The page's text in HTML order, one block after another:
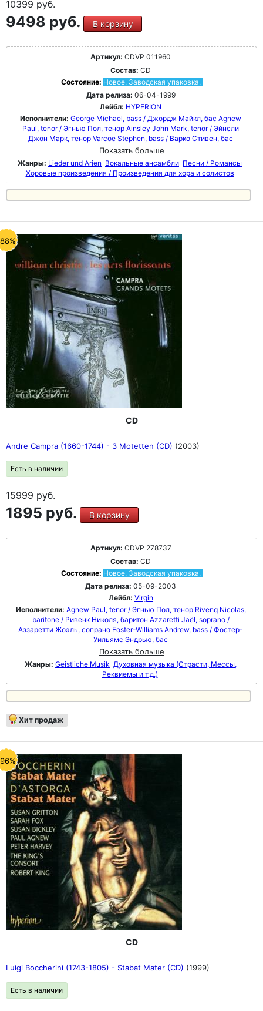
10399руб.
9498 руб. В корзину
Артикул: CDVP 011960
Состав: CD
Состояние: Новое. Заводская упаковка.
Дата релиза: 06-04-1999
Лейбл: HYPERION
Исполнители: George Michael, bass / Джордж Майкл, бас Agnew
Paul, tenor / Эгнью Пол, тенор Ainsley John Mark, tenor / Эйнсли
Джон Марк, тенор Varcoe Stephen, bass / Варко Стивен, бас
Показать больше
Жанры: Lieder und Arien Вокальные ансамбли Песни / Романсы
Хоровые произведения / Произведения для хора и солистов
CD
Andre Campra (1660-1744) - 3 Motetten (CD) (2003)
Есть в наличии
15999руб.
1895 руб. В корзину
Артикул: CDVP 278737
Состав: CD
Состояние: Новое. Заводская упаковка.
Дата релиза: 05-09-2003
Лейбл: Virgin
Исполнители: Agnew Paul, tenor / Эгнью Пол, тенор Rivenq Nicolas,
baritone / Ривенк Николя, баритон Azzaretti Jaël, soprano /
Аззаретти Жоэль, сопрано Foster-Williams Andrew, bass / Фостер-
Уильямс Эндрью, бас
Показать больше
Жанры: Geistliche Musik Духовная музыка (Страсти, Мессы,
Реквиемы и т.д.)
Хит продаж
CD
Luigi Boccherini (1743-1805) - Stabat Mater (CD) (1999)
Есть в наличии